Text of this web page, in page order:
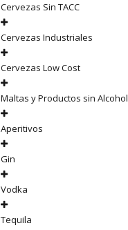
Cervezas Sin TACC
Cervezas Industriales
Cervezas Low Cost
Maltas y Productos sin Alcohol
Aperitivos
Gin
Vodka
Tequila